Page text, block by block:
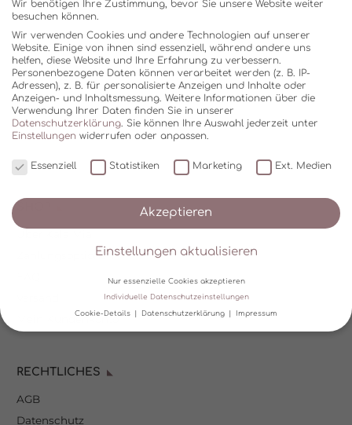
Zahlungsoptionen
Mein Kundenkonto
RECHTLICHES
AGB
Datenschutz
Wir benötigen Ihre Zustimmung, bevor Sie unsere Website weiter
besuchen können.
Wir verwenden Cookies und andere Technologien auf unserer
Website. Einige von ihnen sind essenziell, während andere uns
helfen, diese Website und Ihre Erfahrung zu verbessern.
Personenbezogene Daten können verarbeitet werden (z. B. IP-
Adressen), z. B. für personalisierte Anzeigen und Inhalte oder
Anzeigen- und Inhaltsmessung. Weitere Informationen über die
Verwendung Ihrer Daten finden Sie in unserer
Datenschutzerklärung Sie können Ihre Auswahl jederzeit unter
Einstellungen widerrufen oder anpassen.
Essenziell Statistiken Marketing Ext. Medien
Akzeptieren
Einstellungen aktualisieren
Nur essenzielle Cookies akzeptieren
Individuelle Datenschutzeinstellungen
Cookie-Details Datenschutzerklärung Impressum
Wir verwenden Cookies und andere Technologien auf unserer
helfen, diese Website und Ihre Erfahrung zu verbessern.